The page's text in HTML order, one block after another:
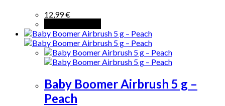
12,99€
Baby Boomer Airbrush 5 g –
Peach